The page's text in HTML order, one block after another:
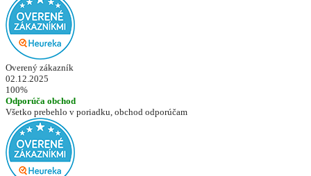
Overený zákazník
02.12.2025
100%
Odporúča obchod
Všetko prebehlo v poriadku, obchod odporúčam